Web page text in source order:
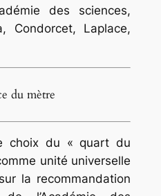
des sciences,
Condorcet, Laplace,
du mètre
choix du « quart du
unité universelle
la recommandation